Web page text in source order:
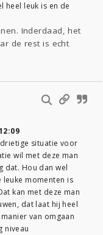
heel leuk is en de
Inderdaad, het
de rest is echt
situatie voor
wil met deze man
dat. Hou dan wel
momenten is
kan met deze man
dat laat hij heel
van omgaan
niveau